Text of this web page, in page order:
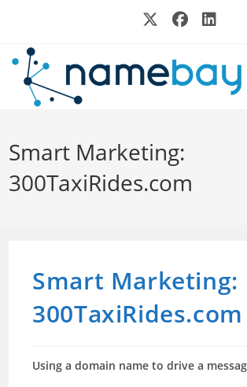
Smart Marketing:
300TaxiRides.com
Smart Marketing:
300TaxiRides.com
Using a domain name to drive a